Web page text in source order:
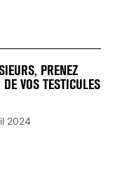
PRENEZ
VOS TESTICULES
2024